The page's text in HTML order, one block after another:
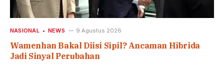
NASIONAL NEWS 9 Agustus 2026
Wamenhan Bakal Diisi Sipil? Ancaman Hibrida
Jadi Sinyal Perubahan